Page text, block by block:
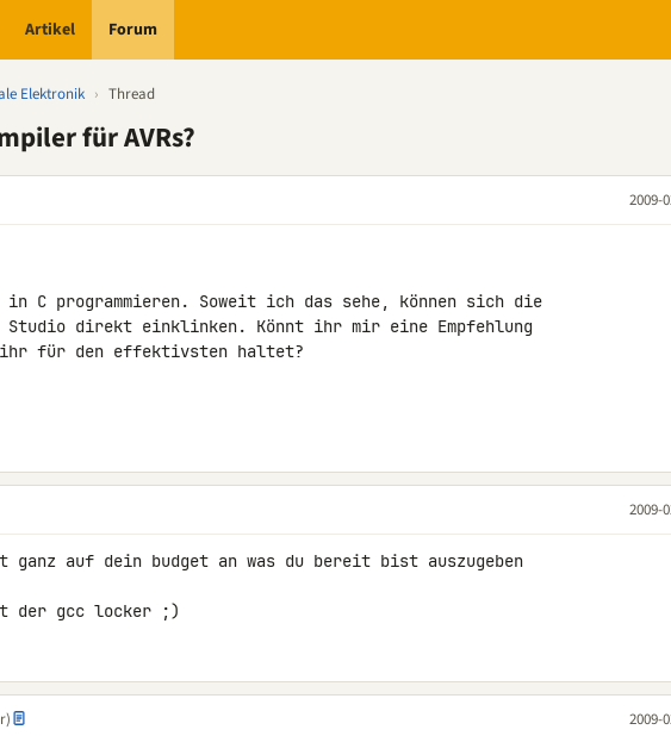
Artikel Forum
Elektronik › Thread
für AVRs?
2009-
in C programmieren. Soweit ich das sehe, können sich die
Studio direkt einklinken. Könnt ihr mir eine Empfehlung
ihr für den effektivsten haltet?
2009-
ganz auf dein budget an was du bereit bist auszugeben
der gcc locker ;)
2009-